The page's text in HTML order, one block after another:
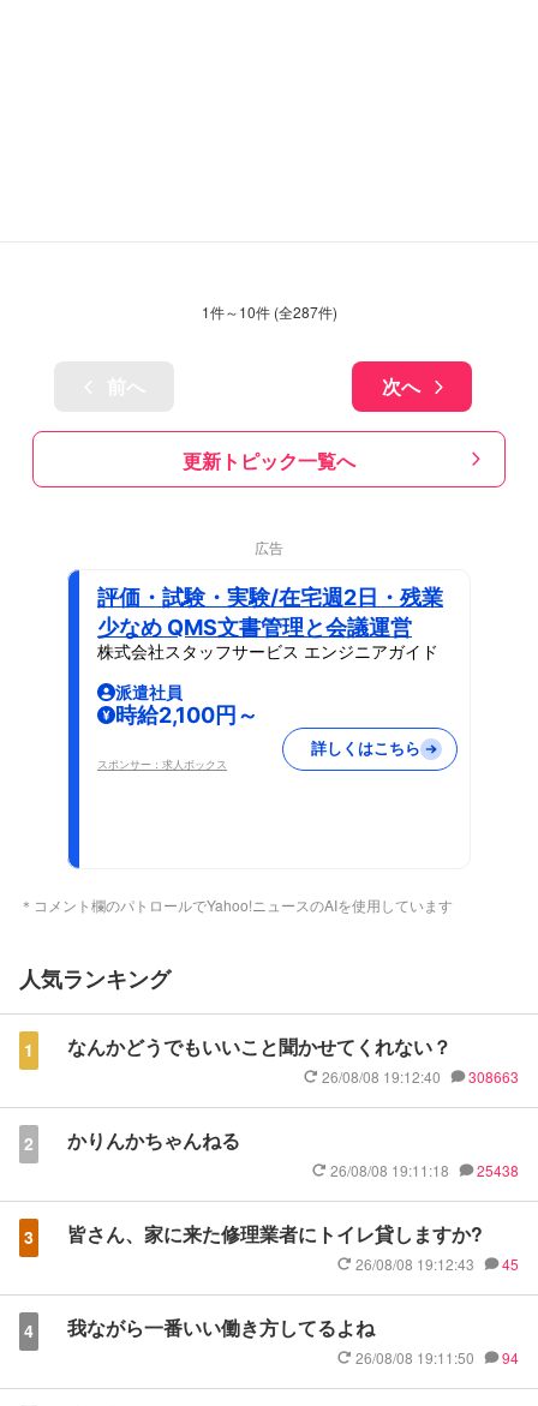
1件～10件 (全287件)
次へ
更新トピック一覧へ
広告
評価・試験・実験/在宅週2日・残業
少なめ QMS文書管理と会議運営
株式会社スタッフサービス エンジニアガイド
派遣社員
時給2,100円～
スポンサー：求人ボックス
詳しくはこちら
＊コメント欄のパトロールでYahoo!ニュースのAIを使用しています
人気ランキング
1 なんかどうでもいいこと聞かせてくれない？
26/08/08 19:12:40 308663
2 かりんかちゃんねる
26/08/08 19:11:18 25438
3 皆さん、家に来た修理業者にトイレ貸しますか?
26/08/08 19:12:43 45
4 我ながら一番いい働き方してるよね
26/08/08 19:11:50 94